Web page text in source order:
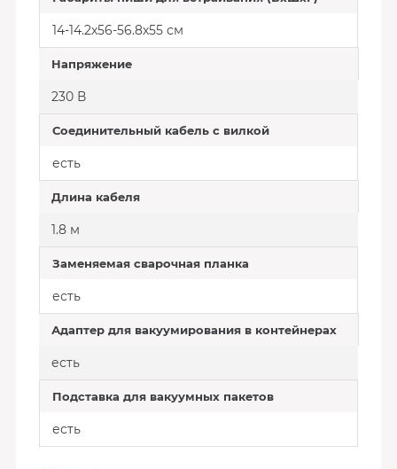
14-14.2х56-56.8х55 см
Напряжение
230 В
Соединительный кабель с вилкой
есть
Длина кабеля
1.8 м
Заменяемая сварочная планка
есть
Адаптер для вакуумирования в контейнерах
есть
Подставка для вакуумных пакетов
есть